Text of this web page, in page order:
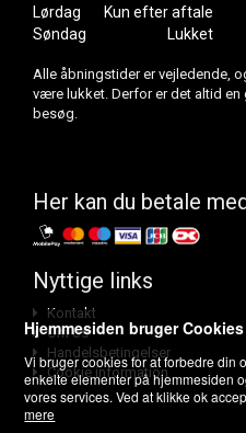
Lørdag
Kun efter aftale
Søndag
Lukket
Alle åbningstider er vejledende,
være lukket. Derfor er det altid
besøg.
Her kan du betale
Nyttige links
Kontakt
Om os
Handelsbetingelser
Cookie information
Hjemmesiden bruger Cookies
Vi bruger cookies for at forbedre din
enkelte elementer på hjemmesiden
vores services. Ved at klikke ok
mere